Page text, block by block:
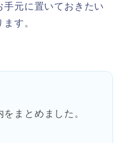
元に置いておきたい
す。
まとめました。